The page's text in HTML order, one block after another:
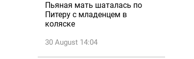
Пьяная мать шаталась по
Питеру с младенцем в
коляске
30 August 14:04